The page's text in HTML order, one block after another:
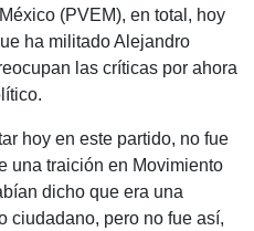
(PVEM), en total, hoy
ha militado Alejandro
las críticas por ahora
hoy en este partido, no fue
una traición en Movimiento
dicho que era una
ciudadano, pero no fue así,